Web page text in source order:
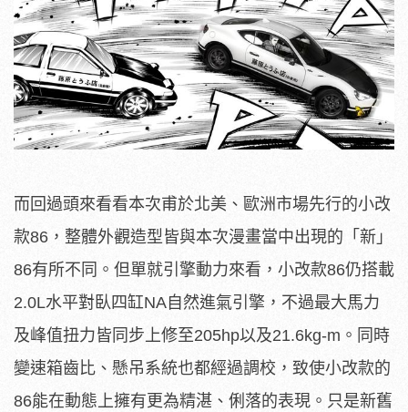
而回過頭來看看本次甫於北美、歐洲市場先行的小改
款86，整體外觀造型皆與本次漫畫當中出現的「新」
86有所不同。但單就引擎動力來看，小改款86仍搭載
2.0L水平對臥四缸NA自然進氣引擎，不過最大馬力
及峰值扭力皆同步上修至205hp以及21.6kg-m。同時
變速箱齒比、懸吊系統也都經過調校，致使小改款的
86能在動態上擁有更為精湛、俐落的表現。只是新舊